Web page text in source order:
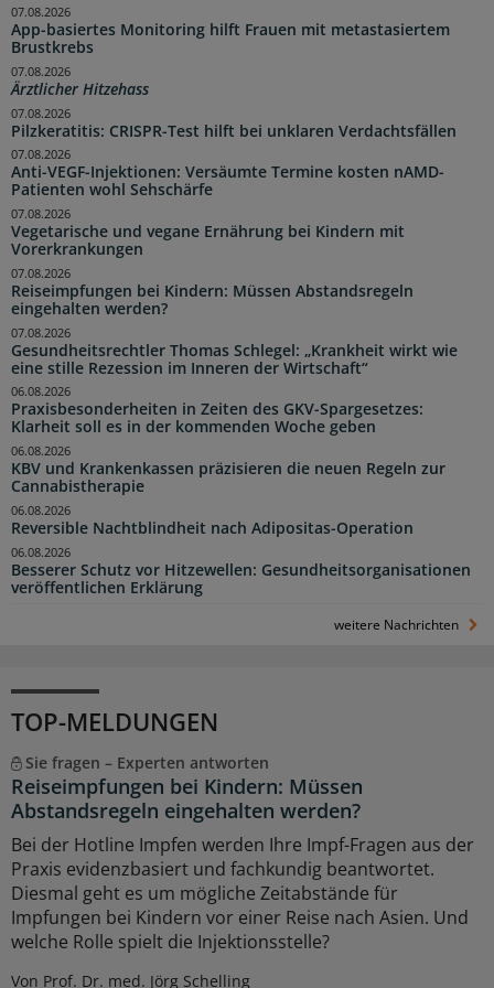
App-basiertes Monitoring hilft Frauen mit metastasiertem
Brustkrebs
07.08.2026
Ärztlicher Hitzehass
07.08.2026
Pilzkeratitis: CRISPR-Test hilft bei unklaren Verdachtsfällen
07.08.2026
Anti-VEGF-Injektionen: Versäumte Termine kosten nAMD-
Patienten wohl Sehschärfe
07.08.2026
Vegetarische und vegane Ernährung bei Kindern mit
Vorerkrankungen
07.08.2026
Reiseimpfungen bei Kindern: Müssen Abstandsregeln
eingehalten werden?
07.08.2026
Gesundheitsrechtler Thomas Schlegel: „Krankheit wirkt wie
eine stille Rezession im Inneren der Wirtschaft“
07.08.2026
Praxisbesonderheiten in Zeiten des GKV-Spargesetzes:
Klarheit soll es in der kommenden Woche geben
06.08.2026
KBV und Krankenkassen präzisieren die neuen Regeln zur
Cannabistherapie
06.08.2026
Reversible Nachtblindheit nach Adipositas-Operation
06.08.2026
Besserer Schutz vor Hitzewellen: Gesundheitsorganisationen
veröffentlichen Erklärung
06.08.2026
weitere Nachrichten
TOP-MELDUNGEN
Sie fragen – Experten antworten
Reiseimpfungen bei Kindern: Müssen
Abstandsregeln eingehalten werden?
Bei der Hotline Impfen werden Ihre Impf-Fragen aus der
Praxis evidenzbasiert und fachkundig beantwortet.
Diesmal geht es um mögliche Zeitabstände für
Impfungen bei Kindern vor einer Reise nach Asien. Und
welche Rolle spielt die Injektionsstelle?
Von Prof. Dr. med. Jörg Schelling